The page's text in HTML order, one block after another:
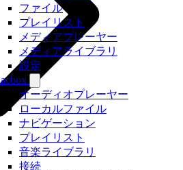
ファイル
プレイリスト
メディアプレーヤー
メディアライブラリ
設定
オーディオプレーヤー
ローカルファイル
ナビゲーション
プレイリスト
音楽ライブラリ
接続